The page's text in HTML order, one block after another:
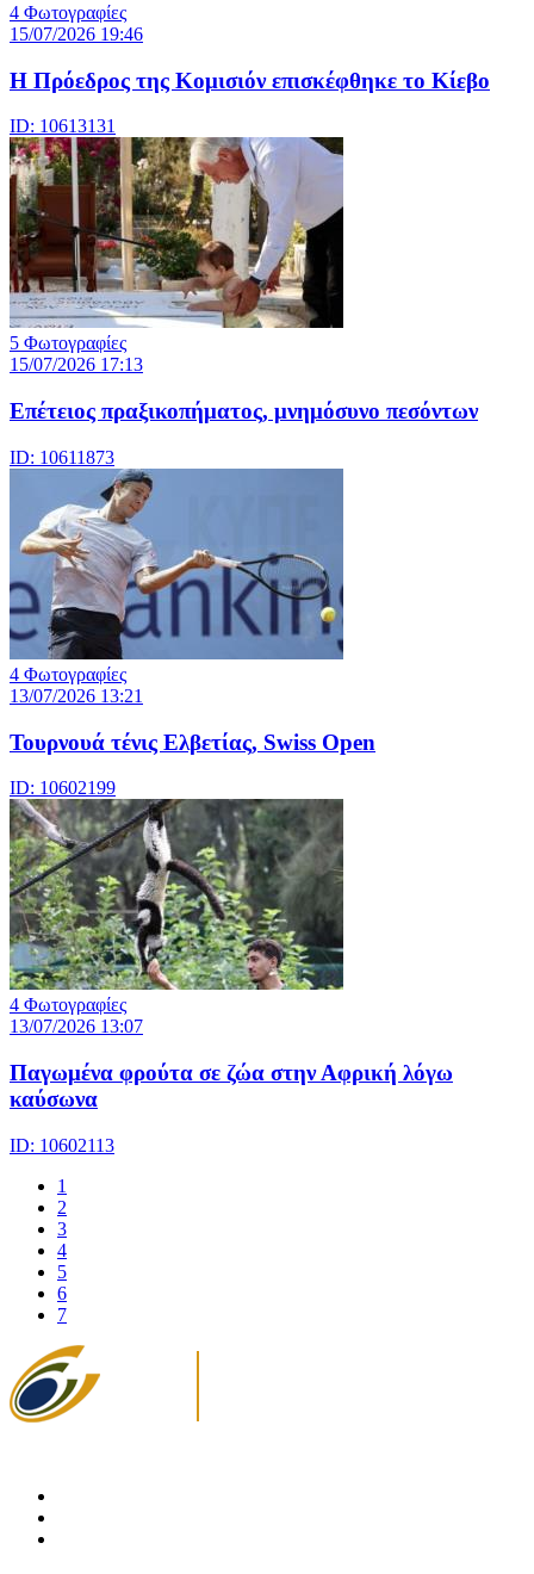
4 Φωτογραφίες
15/07/2026 19:46
Η Πρόεδρος της Κομισιόν επισκέφθηκε το Κίεβο
ID: 10613131
5 Φωτογραφίες
15/07/2026 17:13
Επέτειος πραξικοπήματος, μνημόσυνο πεσόντων
ID: 10611873
4 Φωτογραφίες
13/07/2026 13:21
Τουρνουά τένις Ελβετίας, Swiss Open
ID: 10602199
4 Φωτογραφίες
13/07/2026 13:07
Παγωμένα φρούτα σε ζώα στην Αφρική λόγω
καύσωνα
ID: 10602113
1
2
3
4
5
6
7